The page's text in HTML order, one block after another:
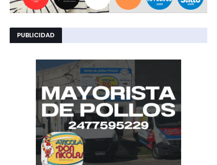
PUBLICIDAD